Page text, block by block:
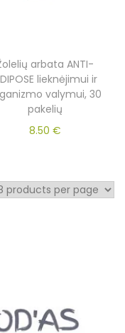
arbata ANTI-
lieknėjimui ir
valymui, 30
pakelių
8.50€